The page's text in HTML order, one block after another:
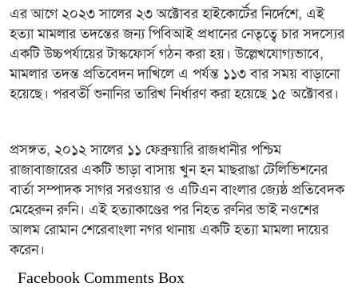
এর আগে ২০২৩ সালের ২৩ অক্টোবর হাইকোর্টের নির্দেশে, এই
হত্যা মামলার তদন্তের জন্য পিবিআই প্রধানের নেতৃত্বে চার সদস্যের
একটি উচ্চপর্যায়ের টাস্কফোর্স গঠন করা হয়। উল্লেখযোগ্যভাবে,
মামলার তদন্ত প্রতিবেদন দাখিলে এ পর্যন্ত ১১৩ বার সময় বাড়ানো
হয়েছে। পরবর্তী শুনানির তারিখ নির্ধারণ করা হয়েছে ১৫ অক্টোবর।
প্রসঙ্গত, ২০১২ সালের ১১ ফেব্রুয়ারি রাজধানীর পশ্চিম
রাজাবাজারের একটি ভাড়া বাসায় খুন হন মাছরাঙা টেলিভিশনের
বার্তা সম্পাদক সাগর সরওয়ার ও এটিএন বাংলার জ্যেষ্ঠ প্রতিবেদক
মেহেরুন রুনি। এই হত্যাকাণ্ডের পর নিহত রুনির ভাই নওশের
আলম রোমান শেরেবাংলা নগর থানায় একটি হত্যা মামলা দায়ের
করেন।
Facebook Comments Box